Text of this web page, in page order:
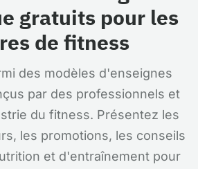
gratuits pour les
de fitness
des modèles d'enseignes
par des professionnels et
du fitness. Présentez les
les promotions, les conseils
et d'entraînement pour